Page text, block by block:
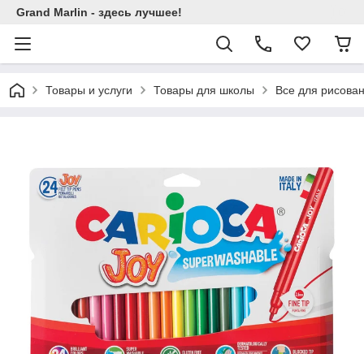
Grand Marlin - здесь лучшее!
Товары и услуги Товары для школы Все для